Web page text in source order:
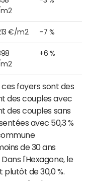
€/m2 -7 %
+6 %
ces foyers sont des
des couples avec
des couples sans
avec 50,3 %
de 30 ans
l'Hexagone, le
de 30,0 %.